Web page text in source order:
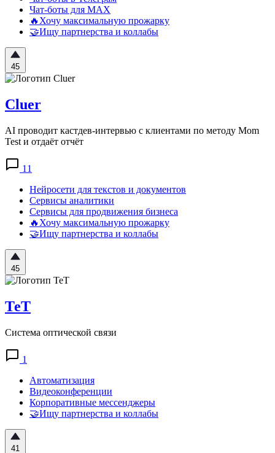
Чат-боты для MAX
🔥Хочу максимальную прожарку
🤝Ищу партнерства и коллабы
45
Cluer
AI проводит кастдев-интервью с клиентами по методу Mom
Test и отдаёт отчёт
11
Нейросети для текстов и документов
Сервисы аналитики
Сервисы для продвижения бизнеса
🔥Хочу максимальную прожарку
🤝Ищу партнерства и коллабы
45
ТеТ
Система оптической связи
1
Автоматизация
Видеоконференции
Корпоративные мессенджеры
🤝Ищу партнерства и коллабы
41